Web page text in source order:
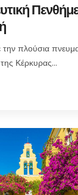
πλούσια
Κέρκυρας…